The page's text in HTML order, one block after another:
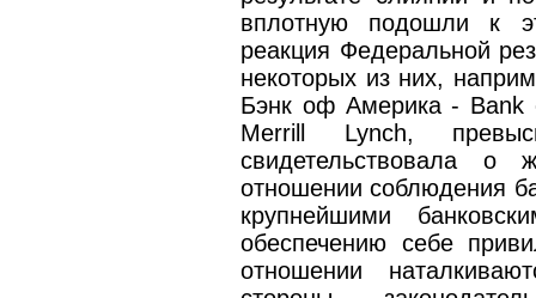
вплотную подошли к
реакция Федеральной
некоторых из них,
Бэнк оф Америка - Bank
Merrill Lynch,
свидетельствовала о
отношении соблюдения
крупнейшими
обеспечению себе
отношении